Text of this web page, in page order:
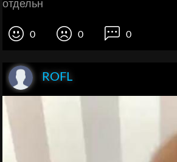
отдельн
0 0 0
ROFL